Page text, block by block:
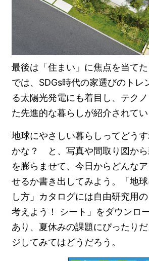
最後は「住まい」に焦点を当て
では、SDGs時代の家選びのトレ
る太陽光発電にも着目し、テク
た先進的な暮らしが紹介されてい
地球にやさしい暮らしってどう
かな？ と、写真や間取り図から
を膨らませて、今日からどんな
せるか書き出してみよう。「地
し方」カタログには自由研究用
考えよう！ シート」をダウンロ
あり、夏休みの課題にぴったり
ジしてみてはどうだろう。